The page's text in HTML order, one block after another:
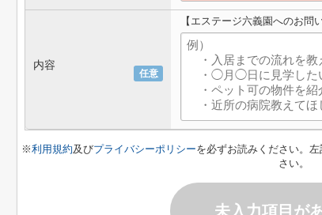
任意
内容
【エステージ六義園へのお問
※利用規約及びプライバシーポリシーを必ずお読みください。
さい。
未入力項目が